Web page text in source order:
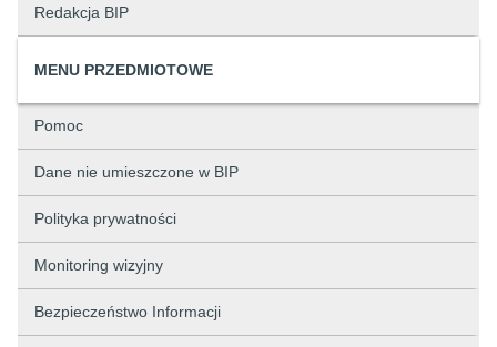
Redakcja BIP
MENU PRZEDMIOTOWE
Pomoc
Dane nie umieszczone w BIP
Polityka prywatności
Monitoring wizyjny
Bezpieczeństwo Informacji